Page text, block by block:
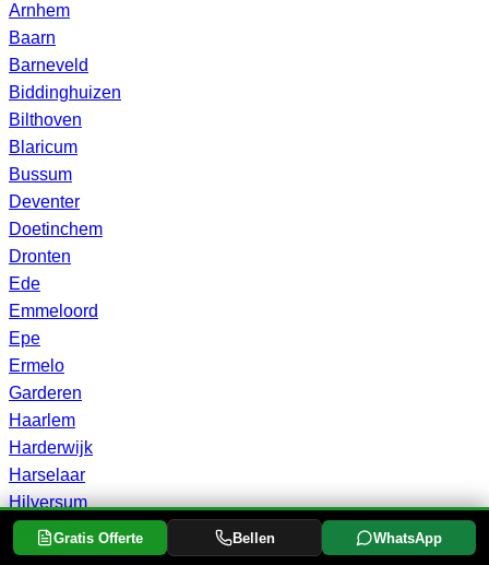
Arnhem
Baarn
Barneveld
Biddinghuizen
Bilthoven
Blaricum
Bussum
Deventer
Doetinchem
Dronten
Ede
Emmeloord
Epe
Ermelo
Garderen
Haarlem
Harderwijk
Harselaar
Hilversum
Hoevelaken
Hoogeveen
Gratis Offerte Bellen WhatsApp